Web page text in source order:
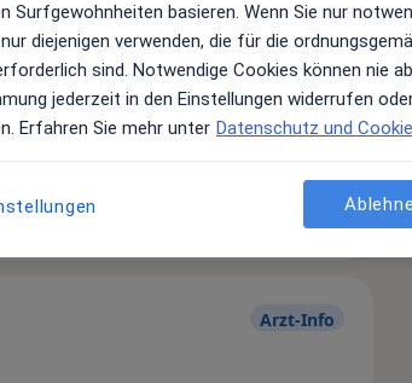
und Kosten
über Leistungen
Arzt-Info
Surfgewohnheiten basieren. Wenn Sie nur
diejenigen verwenden, die für die
sind. Notwendige Cookies können nie
jederzeit in den Einstellungen widerrufen
Erfahren Sie mehr unter Datenschutz und